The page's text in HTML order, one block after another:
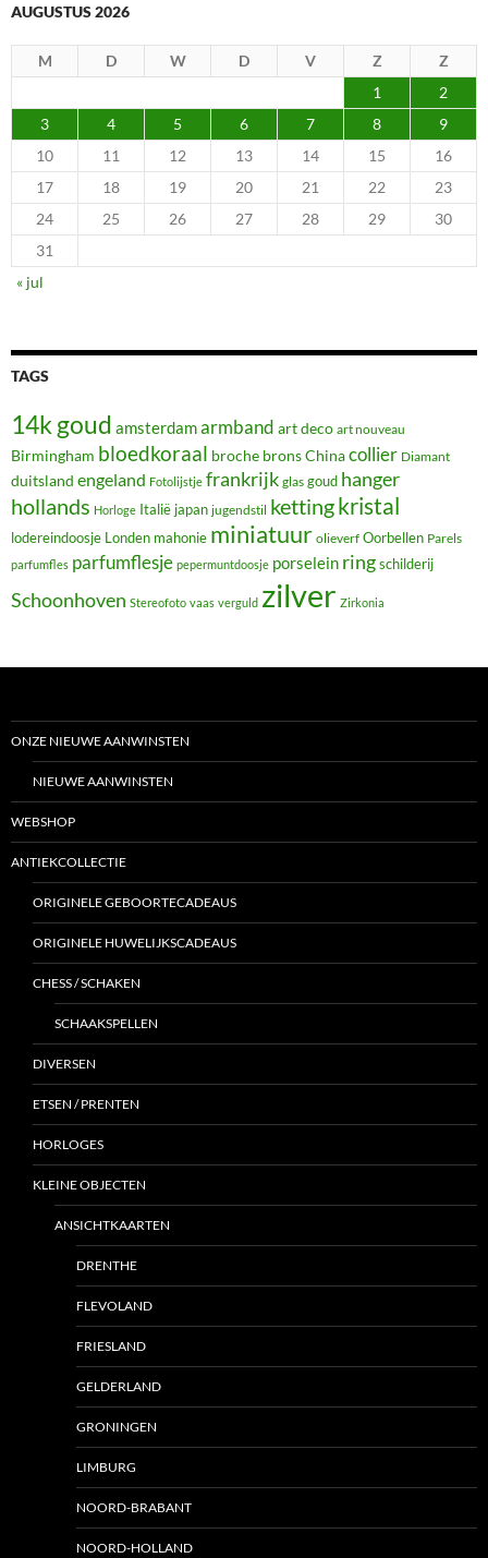
AUGUSTUS 2026
M D W D V Z
Z
1
2
3
4 5 6 7 8
9
10
11 12 13 14 15
16
17
18 19 20 21 22
23
24
25 26 27 28 29
30
31
« jul
TAGS
14k goud amsterdamarmband art deco art nouveau
Birmingham bloedkoraal broche bronsChinacollier Diamant
duitsland engeland Fotolijstje frankrijk glas goud hanger
hollands Horloge Italië japan jugendstil kettingkristal
lodereindoosje Londen mahonie miniatuur olieverf Oorbellen Parels
parfumfles parfumflesje pepermuntdoosje porselein ringschilderij
Schoonhoven Stereofoto vaas verguld zilver Zirkonia
ONZE NIEUWE AANWINSTEN
NIEUWE AANWINSTEN
WEBSHOP
ANTIEKCOLLECTIE
ORIGINELE GEBOORTECADEAUS
ORIGINELE HUWELIJKSCADEAUS
CHESS / SCHAKEN
SCHAAKSPELLEN
DIVERSEN
ETSEN / PRENTEN
HORLOGES
KLEINE OBJECTEN
ANSICHTKAARTEN
DRENTHE
FLEVOLAND
FRIESLAND
GELDERLAND
GRONINGEN
LIMBURG
NOORD-BRABANT
NOORD-HOLLAND